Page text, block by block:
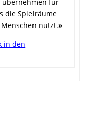
die Spielräume
nutzt.»
in den